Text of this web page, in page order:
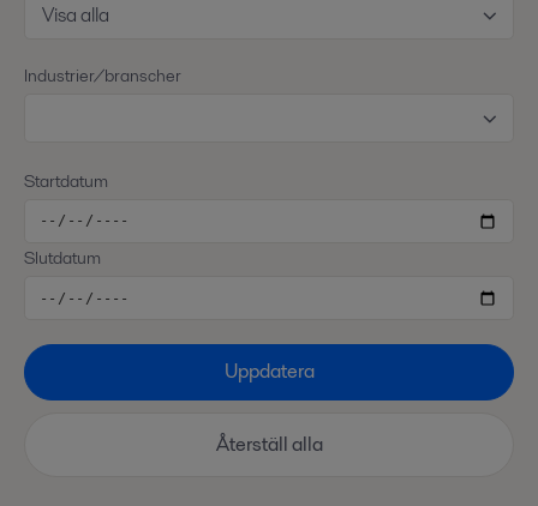
Visa alla
Industrier/branscher
Startdatum
Slutdatum
Uppdatera
Återställ alla